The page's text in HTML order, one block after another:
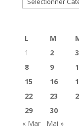
L M
1
2 3
8
9
15
16
22
23
29
30
« Mar
Mai »